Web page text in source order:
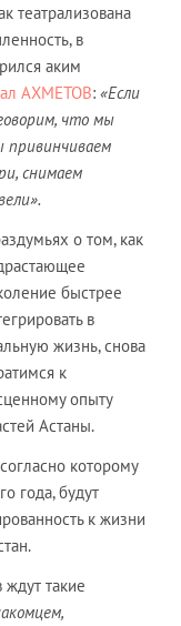
театрализована
в
аким
АХМЕТОВ: «Если
что мы
привинчиваем
снимаем
о том, как
быстрее
в
жизнь, снова
к
опыту
Астаны.
которому
года, будут
к жизни
такие